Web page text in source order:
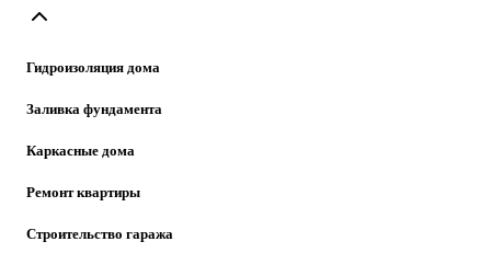
Гидроизоляция дома
Заливка фундамента
Каркасные дома
Ремонт квартиры
Строительство гаража